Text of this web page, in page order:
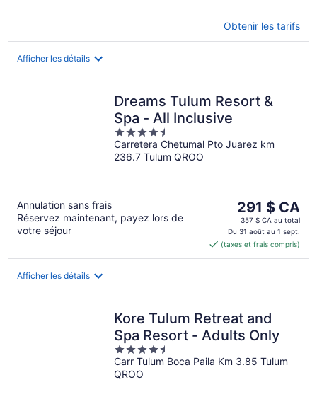
Obtenir les tarifs
Afficher les détails
Dreams Tulum Resort &
Spa - All Inclusive
4.5
out
of
Carretera Chetumal Pto Juarez km
236.7 Tulum QROO
Annulation sans frais
Réservez maintenant, payez lors de
votre séjour
Le
prix
est
de 291 $ CA
par
291 $ CA
357 $ CA au total
Du 31 août au 1 sept.
(taxes et frais compris)
Afficher les détails
Kore Tulum Retreat and
Spa Resort - Adults Only
4.5
out
of
Carr Tulum Boca Paila Km 3.85 Tulum
QROO